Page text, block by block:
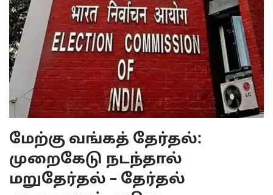
மேற்கு வங்கத் தேர்தல்:
முறைகேடு நடந்தால்
மறுதேர்தல் – தேர்தல்